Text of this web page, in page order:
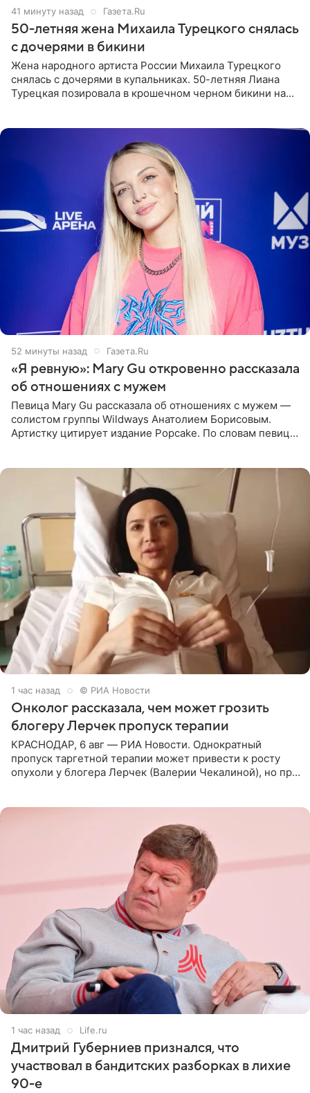
41 минуту назад Газета.Ru
50-летняя жена Михаила Турецкого снялась
с дочерями в бикини
Жена народного артиста России Михаила Турецкого
снялась с дочерями в купальниках. 50-летняя Лиана
Турецкая позировала в крошечном черном бикини на
52 минуты назад Газета.Ru
«Я ревную»: Mary Gu откровенно рассказала
об отношениях с мужем
Певица Mary Gu рассказала об отношениях с мужем —
солистом группы Wildways Анатолием Борисовым.
Артистку цитирует издание Popcake. По словам певицы,
1 час назад © РИА Новости
Онколог рассказала, чем может грозить
блогеру Лерчек пропуск терапии
КРАСНОДАР, 6 авг — РИА Новости. Однократный
пропуск таргетной терапии может привести к росту
опухоли у блогера Лерчек (Валерии Чекалиной), но при
1 час назад Life.ru
Дмитрий Губерниев признался, что
участвовал в бандитских разборках в лихие
90-е